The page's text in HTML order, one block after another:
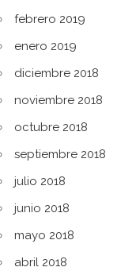
febrero 2019
enero 2019
diciembre 2018
noviembre 2018
octubre 2018
septiembre 2018
julio 2018
junio 2018
mayo 2018
abril 2018